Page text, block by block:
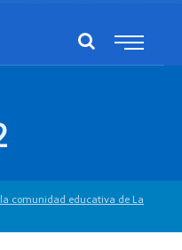
comunidad educativa de La